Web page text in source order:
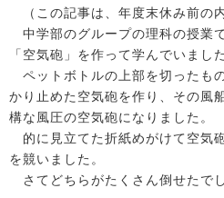
（この記事は、年度末休み前の
中学部のグループの理科の授業
「空気砲」を作って学んでいました
ペットボトルの上部を切ったも
かり止めた空気砲を作り、その風
構な風圧の空気砲になりました。
的に見立てた折紙めがけて空気
を競いました。
さてどちらがたくさん倒せたでし